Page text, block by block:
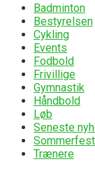
Badminton
Bestyrelsen
Cykling
Events
Fodbold
Frivillige
Gymnastik
Håndbold
Løb
Seneste
Trænere